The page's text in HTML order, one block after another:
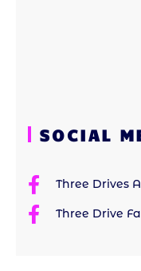
SOCIAL
Three Drives
Three Drive